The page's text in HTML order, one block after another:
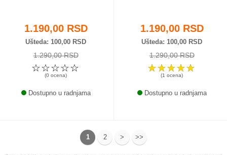
1.190,00 RSD
Ušteda 100,00 RSD
1.290,00 RSD
☆
☆
☆
☆
☆
(0 ocena)
Dostupno u radnjama
1.190,00 RSD
Ušteda 100,00 RSD
1.290,00 RSD
☆
☆
☆
☆
☆
(1 ocena)
Dostupno u radnjama
1 2 > >>